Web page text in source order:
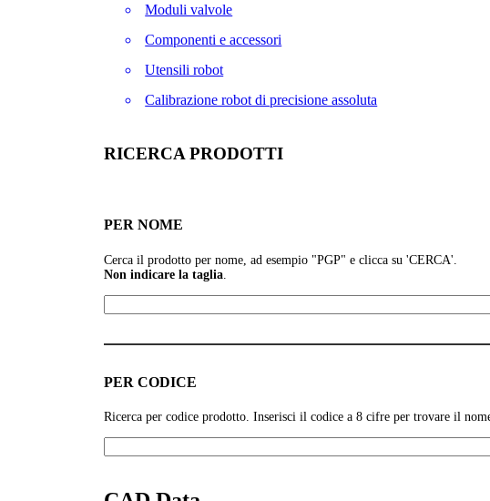
Moduli valvole
Componenti e accessori
Utensili robot
Calibrazione robot di precisione assoluta
RICERCA PRODOTTI
PER NOME
Cerca il prodotto per nome, ad esempio "PGP" e clicca su 'CERCA'.
Non indicare la taglia
PER CODICE
Ricerca per codice prodotto. Inserisci il codice a 8 cifre per trovare il